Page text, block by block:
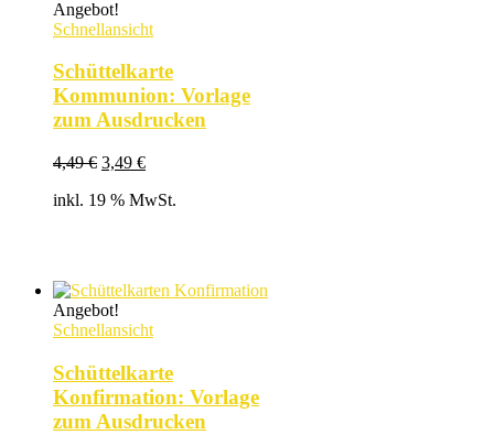
Angebot!
Schnellansicht
Schüttelkarte
Kommunion: Vorlage
zum Ausdrucken
4,49€ Ursprünglicher
war:
3,49 €Aktueller
ist:
inkl. 19 % MwSt.
Angebot!
Schnellansicht
Schüttelkarte
Konfirmation: Vorlage
zum Ausdrucken